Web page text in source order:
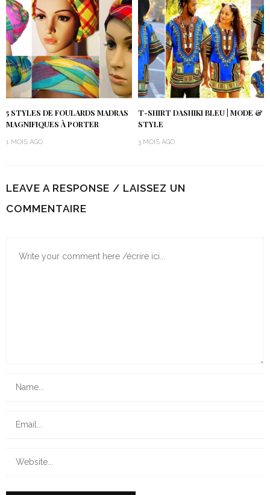
5 STYLES DE FOULARDS MADRAS
MAGNIFIQUES À PORTER
1 MOIS AGO
T-SHIRT DASHIKI BLEU | MODE &
STYLE
3 MOIS AGO
LEAVE A RESPONSE / LAISSEZ UN
COMMENTAIRE